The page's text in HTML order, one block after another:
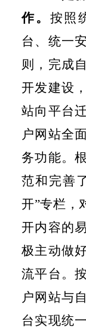
作。 按照
台、统一
则，完成
开发建设
站向平台
户网站全
务功能。
范和完善
开”专栏，
开内容的
极主动做
流平台。
户网站与
台实现统